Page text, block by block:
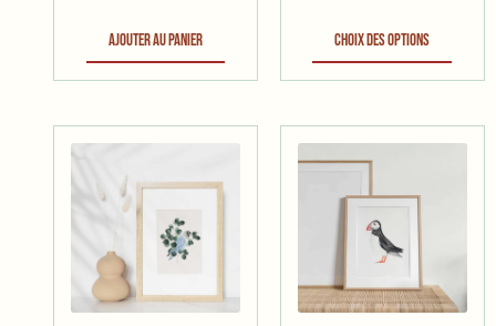
Ajouter au panier Choix des options